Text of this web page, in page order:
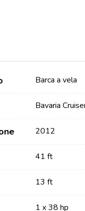
Barca a vela
Bavaria
2012
41 ft
13 ft
1 x 38 hp